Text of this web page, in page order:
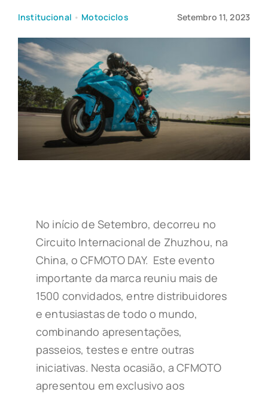
Institucional • Motociclos Setembro 11, 2023
No início de Setembro, decorreu no
Circuito Internacional de Zhuzhou, na
China, o CFMOTO DAY. Este evento
importante da marca reuniu mais de
1500 convidados, entre distribuidores
e entusiastas de todo o mundo,
combinando apresentações,
passeios, testes e entre outras
iniciativas. Nesta ocasião, a CFMOTO
apresentou em exclusivo aos